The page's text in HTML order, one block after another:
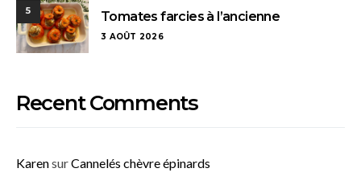
5 Tomates farcies à l’ancienne
3 AOÛT 2026
Recent Comments
KarensurCannelés chèvre épinards